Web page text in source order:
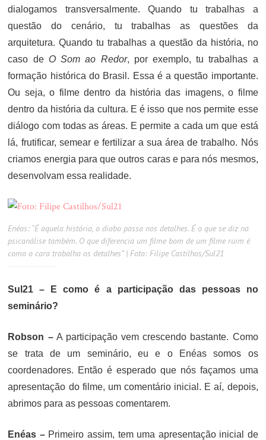
dialogamos transversalmente. Quando tu trabalhas a
questão do cenário, tu trabalhas as questões da
arquitetura. Quando tu trabalhas a questão da história, no
caso de O Som ao Redor, por exemplo, tu trabalhas a
formação histórica do Brasil. Essa é a questão importante.
Ou seja, o filme dentro da história das imagens, o filme
dentro da história da cultura. E é isso que nos permite esse
diálogo com todas as áreas. E permite a cada um que está
lá, frutificar, semear e fertilizar a sua área de trabalho. Nós
criamos energia para que outros caras e para nós mesmos,
desenvolvam essa realidade.
Enéas: “É aquela história, o diabo passa nos detalhes. É o que se diz na
psicanálise também. O que diferencia um filme bom de um filme ruim é
como o cara trabalha os detalhes” | Foto: Filipe Castilhos/Sul21
Sul21 – E como é a participação das pessoas no
seminário?
Robson –A participação vem crescendo bastante. Como
se trata de um seminário, eu e o Enéas somos os
coordenadores. Então é esperado que nós façamos uma
apresentação do filme, um comentário inicial. E aí, depois,
abrimos para as pessoas comentarem.
Enéas –Primeiro assim, tem uma apresentação inicial de